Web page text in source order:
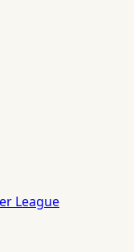
League